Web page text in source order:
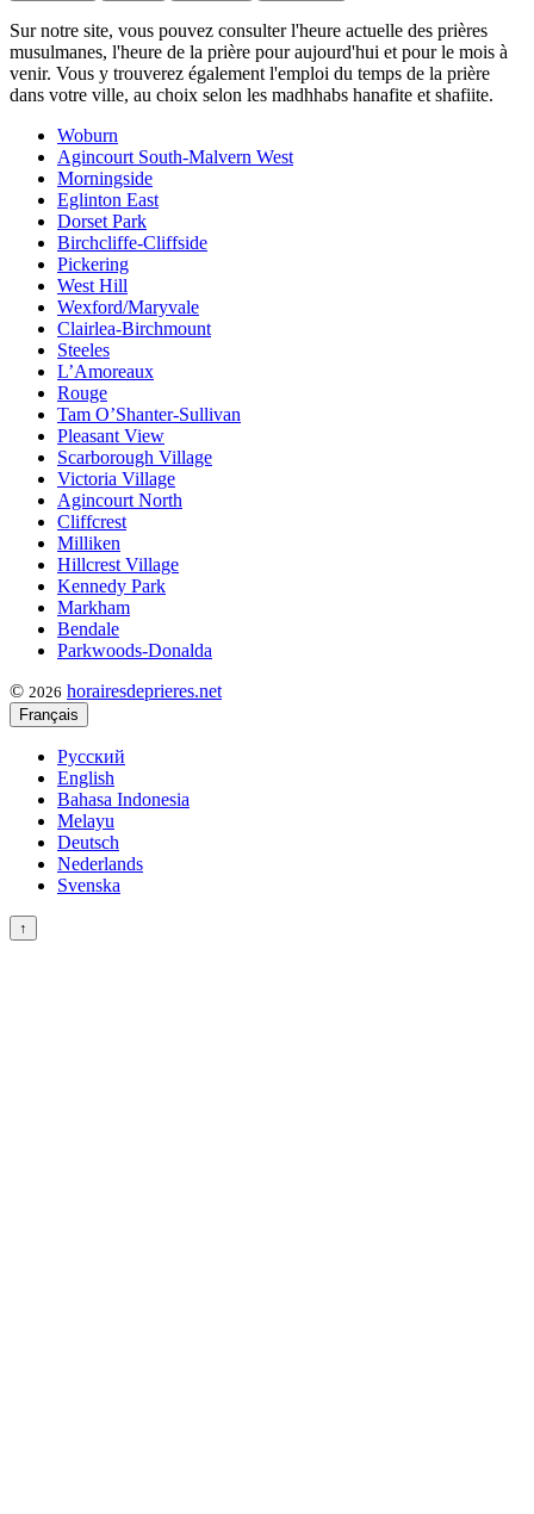
Sur notre site, vous pouvez consulter l'heure actuelle des prières
musulmanes, l'heure de la prière pour aujourd'hui et pour le mois à
venir. Vous y trouverez également l'emploi du temps de la prière
dans votre ville, au choix selon les madhhabs hanafite et shafiite.
Woburn
Agincourt South-Malvern West
Morningside
Eglinton East
Dorset Park
Birchcliffe-Cliffside
Pickering
West Hill
Wexford/Maryvale
Clairlea-Birchmount
Steeles
L’Amoreaux
Rouge
Tam O’Shanter-Sullivan
Pleasant View
Scarborough Village
Victoria Village
Agincourt North
Cliffcrest
Milliken
Hillcrest Village
Kennedy Park
Markham
Bendale
Parkwoods-Donalda
© 2026 horairesdeprieres.net
Français
Русский
English
Bahasa Indonesia
Melayu
Deutsch
Nederlands
Svenska
↑